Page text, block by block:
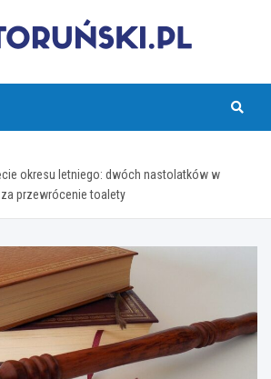
okresu letniego: dwóch nastolatków w
przewrócenie toalety